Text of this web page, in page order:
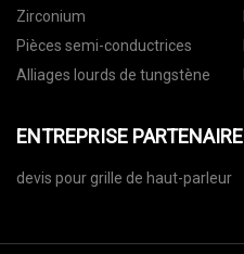
Zirconium
Pièces semi-conductrices
Alliages lourds de tungstène
ENTREPRISE PARTENAIRE
devis pour grille de haut-parleur